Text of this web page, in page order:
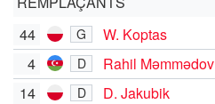
44
G
W. Koptas
4
D
Rahil Məmmədov
14
D
D. Jakubik